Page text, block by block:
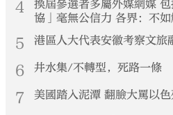
4
換屆參選者多屬外媒網媒
協」毫無公信力 各界：不
5 港區人大代表安徽考察文旅
6 井水集/不轉型，死路一條
7 美國踏入泥潭 翻臉大罵以色